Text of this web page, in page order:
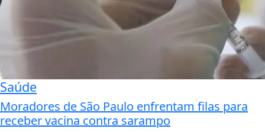
Saúde
Moradores de São Paulo enfrentam filas para
receber vacina contra sarampo